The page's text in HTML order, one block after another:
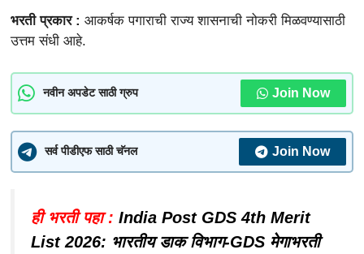
भरती प्रकार : आकर्षक पगाराची राज्य शासनाची नोकरी मिळवण्यासाठी
उत्तम संधी आहे.
नवीन अपडेट साठी ग्रुप Join Now
सर्व पीडीएफ साठी चॅनल Join Now
ही भरती पहा : India Post GDS 4th Merit
List 2026: भारतीय डाक विभाग-GDS मेगाभरती